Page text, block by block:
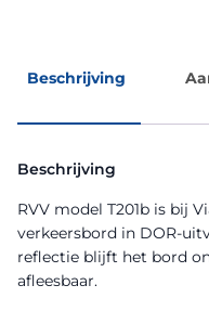
Beschrijving
Beschrijving
RVV model T201b is bij
verkeersbord in DOR-
reflectie blijft het bord
afleesbaar.